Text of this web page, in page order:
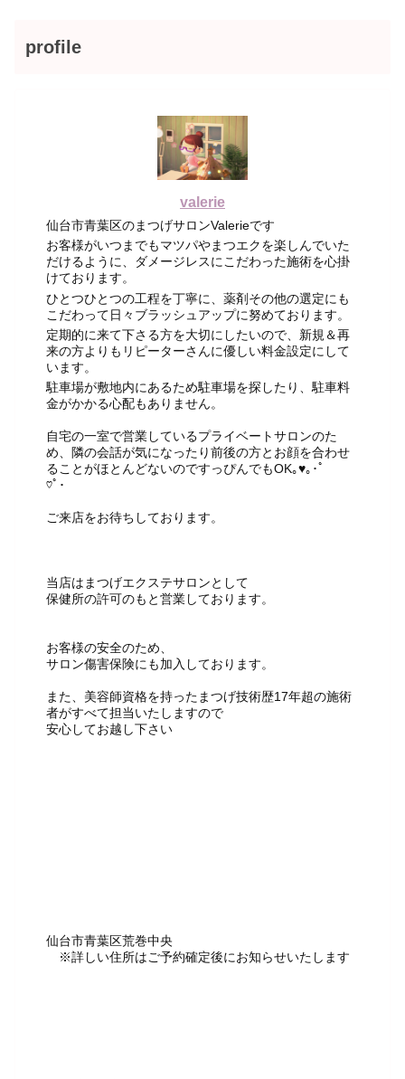
profile
valerie
仙台市青葉区のまつげサロンValerieです
お客様がいつまでもマツパやまつエクを楽しんでいた
だけるように、ダメージレスにこだわった施術を心掛
けております。
ひとつひとつの工程を丁寧に、薬剤その他の選定にも
こだわって日々ブラッシュアップに努めております。
定期的に来て下さる方を大切にしたいので、新規＆再
来の方よりもリピーターさんに優しい料金設定にして
います。
駐車場が敷地内にあるため駐車場を探したり、駐車料
金がかかる心配もありません。
自宅の一室で営業しているプライベートサロンのた
め、隣の会話が気になったり前後の方とお顔を合わせ
ることがほとんどないのですっぴんでもOK｡♥｡･ﾟ
♡ﾟ･
ご来店をお待ちしております。
当店はまつげエクステサロンとして
保健所の許可のもと営業しております。
お客様の安全のため、
サロン傷害保険にも加入しております。
また、美容師資格を持ったまつげ技術歴17年超の施術
者がすべて担当いたしますので
安心してお越し下さい
仙台市青葉区荒巻中央
※詳しい住所はご予約確定後にお知らせいたします